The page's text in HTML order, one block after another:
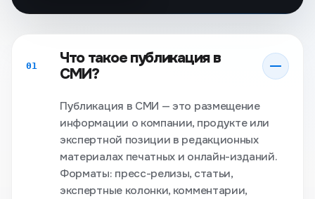
01
Что такое публикация в
СМИ?
Публикация в СМИ — это размещение
информации о компании, продукте или
экспертной позиции в редакционных
материалах печатных и онлайн-изданий.
Форматы: пресс-релизы, статьи,
экспертные колонки, комментарии,